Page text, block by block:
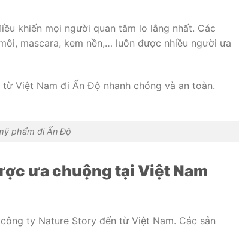
khiến mọi người quan tâm lo lắng nhất. Các
mascara, kem nền,… luôn được nhiều người ưa
Việt Nam đi Ấn Độ nhanh chóng và an toàn.
phẩm đi Ấn Độ
ưa chuộng tại Việt Nam
ty Nature Story đến từ Việt Nam. Các sản